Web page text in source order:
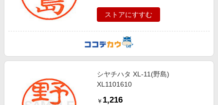
ストアにすすむ
シヤチハタ XL-11(野島)
XL1101610
￥ 1,216